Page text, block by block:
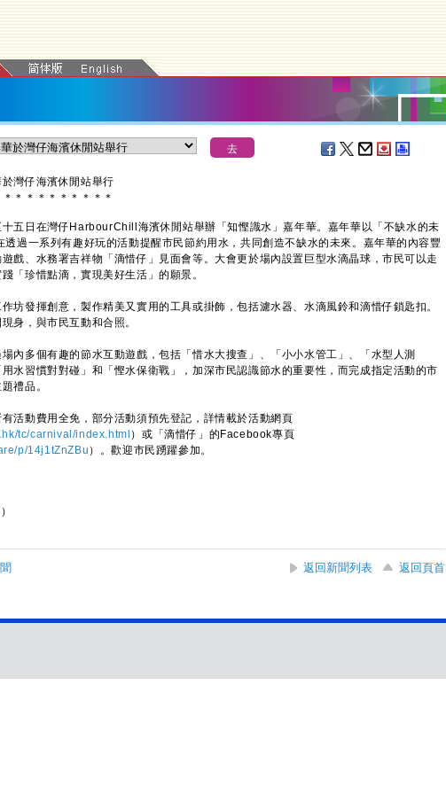
灣仔海濱休閒站舉行
＊ ＊ ＊ ＊ ＊ ＊ ＊ ＊ ＊ ＊
日在灣仔HarbourChill海濱休閒站舉辦「知慳識水」嘉年華。嘉年華以「不缺水的未
透過一系列有趣好玩的活動提醒市民節約用水，共同創造不缺水的未來。嘉年華的內容豐
戲、水務署吉祥物「滴惜仔」見面會等。大會更於場內設置巨型水滴晶球，市民可以走
「珍惜點滴，實現美好生活」的願景。
發揮創意，製作精美又實用的工具或掛飾，包括濾水器、水滴風鈴和滴惜仔鎖匙扣。
身，與市民互動和合照。
多個有趣的節水互動遊戲，包括「惜水大搜查」、「小小水管工」、「水型人測
水習慣對對碰」和「慳水保衛戰」，加深市民認識節水的重要性，而完成指定活動的市
禮品。
動費用全免，部分活動須預先登記，詳情載於活動網頁
tc/carnival/index.html ）或「滴惜仔」的Facebook專頁
p/14j1tZnZBu ）。歡迎市民踴躍參加。
返回新聞列表
返回頁首